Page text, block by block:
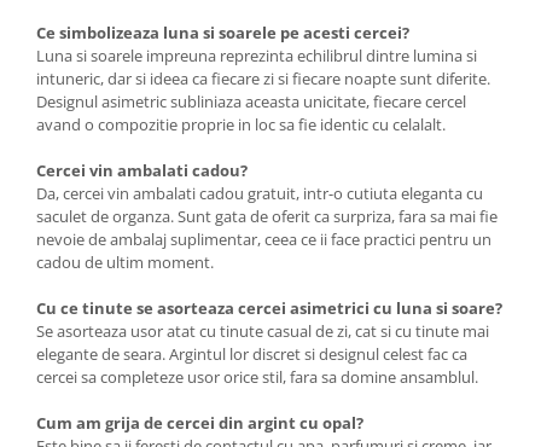
Ce simbolizeaza luna si soarele pe acesti cercei?
Luna si soarele impreuna reprezinta echilibrul dintre lumina si
intuneric, dar si ideea ca fiecare zi si fiecare noapte sunt diferite.
Designul asimetric subliniaza aceasta unicitate, fiecare cercel
avand o compozitie proprie in loc sa fie identic cu celalalt.
Cercei vin ambalati cadou?
Da, cercei vin ambalati cadou gratuit, intr-o cutiuta eleganta cu
saculet de organza. Sunt gata de oferit ca surpriza, fara sa mai fie
nevoie de ambalaj suplimentar, ceea ce ii face practici pentru un
cadou de ultim moment.
Cu ce tinute se asorteaza cercei asimetrici cu luna si soare?
Se asorteaza usor atat cu tinute casual de zi, cat si cu tinute mai
elegante de seara. Argintul lor discret si designul celest fac ca
cercei sa completeze usor orice stil, fara sa domine ansamblul.
Cum am grija de cercei din argint cu opal?